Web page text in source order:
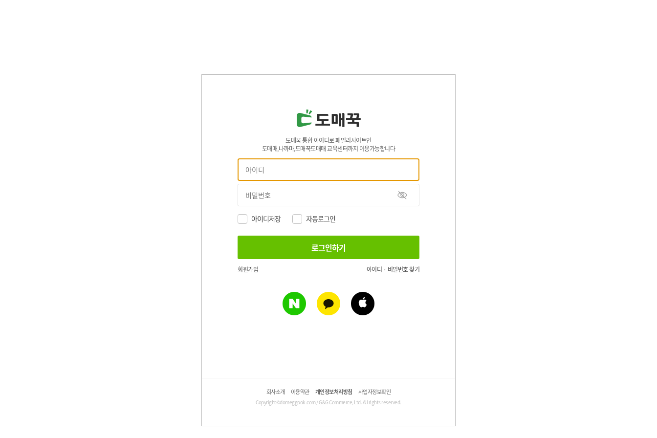
도매꾹 통합 아이디로 패밀리사이트인
도매매,나까마,도매꾹도매매 교육센터까지 이용가능합니다
아이디저장 자동로그인
회원가입 아이디 · 비밀번호 찾기
회사소개 이용약관 개인정보처리방침 사업자정보확인
Copyright©domeggook.com / G&G Commerce, Ltd. All rights reserved.